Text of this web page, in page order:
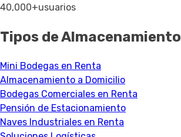
40,000+usuarios
Tipos de Almacenamiento
Mini Bodegas en Renta
Almacenamiento a Domicilio
Bodegas Comerciales en Renta
Pensión de Estacionamiento
Naves Industriales en Renta